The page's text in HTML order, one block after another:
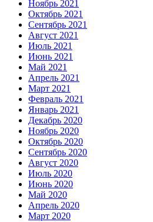
Ноябрь 2021
Октябрь 2021
Сентябрь 2021
Август 2021
Июль 2021
Июнь 2021
Май 2021
Апрель 2021
Март 2021
Февраль 2021
Январь 2021
Декабрь 2020
Ноябрь 2020
Октябрь 2020
Сентябрь 2020
Август 2020
Июль 2020
Июнь 2020
Май 2020
Апрель 2020
Март 2020